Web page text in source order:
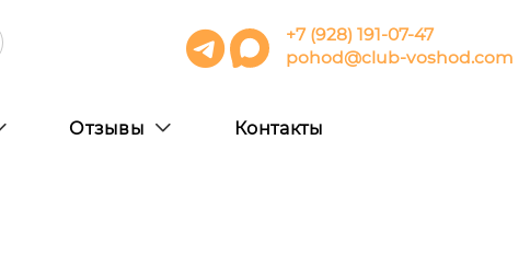
+7 (928) 191-07-47
pohod@club-voshod.com
Отзывы Контакты